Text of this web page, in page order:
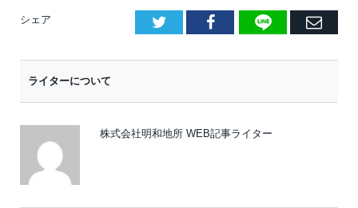
シェア Facebook
LINE
E
ライターについて
株式会社明和地所 WEB記事ライター